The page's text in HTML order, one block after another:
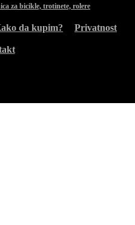
za bicikle, trotinete, rolere
da kupim? Privatnost